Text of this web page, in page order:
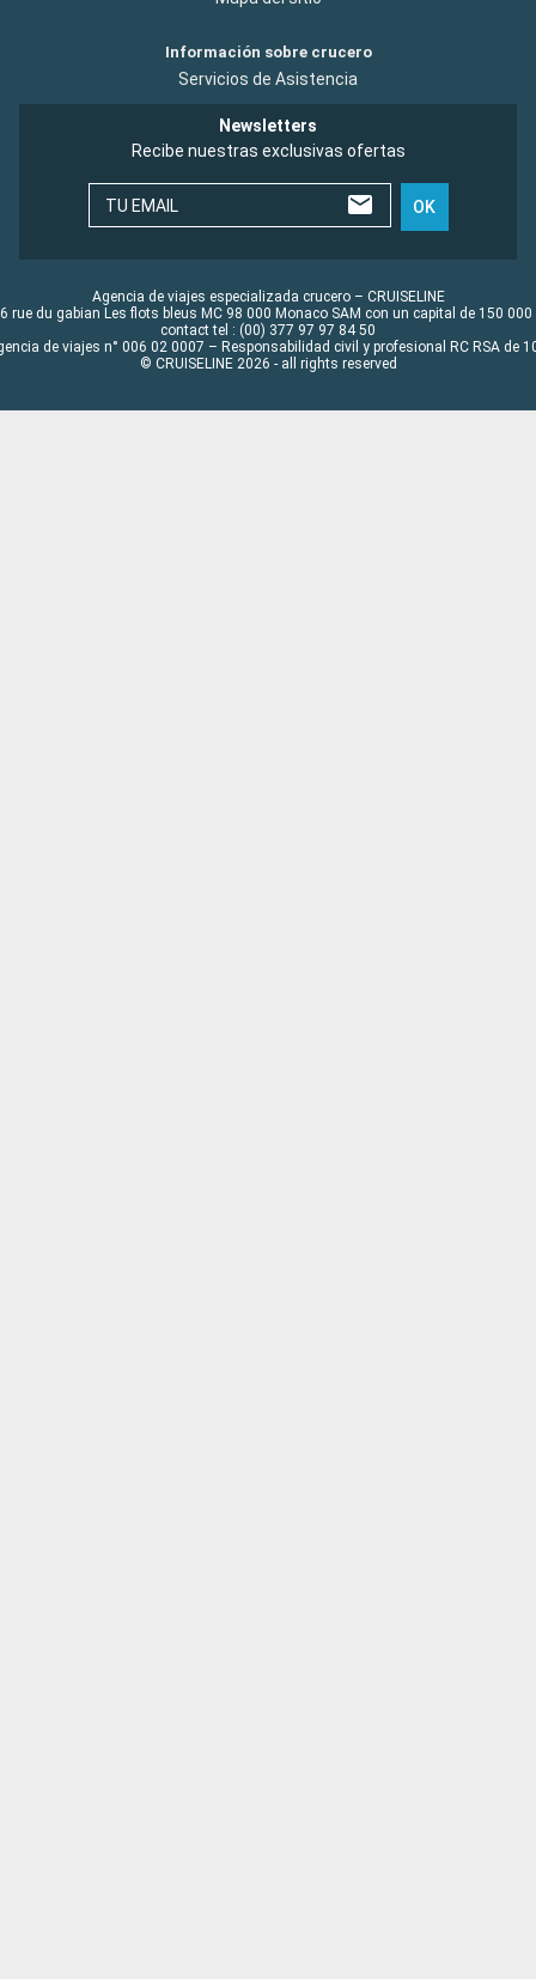
Información sobre crucero
Servicios de Asistencia
Newsletters
Recibe nuestras exclusivas ofertas
TU EMAIL OK
Agencia de viajes especializada crucero – CRUISELINE
rue du gabian Les flots bleus MC 98 000 Monaco SAM con un capital de 150 000
contact tel : (00) 377 97 97 84 50
de viajes n° 006 02 0007 – Responsabilidad civil y profesional RC RSA de
© CRUISELINE 2026 - all rights reserved